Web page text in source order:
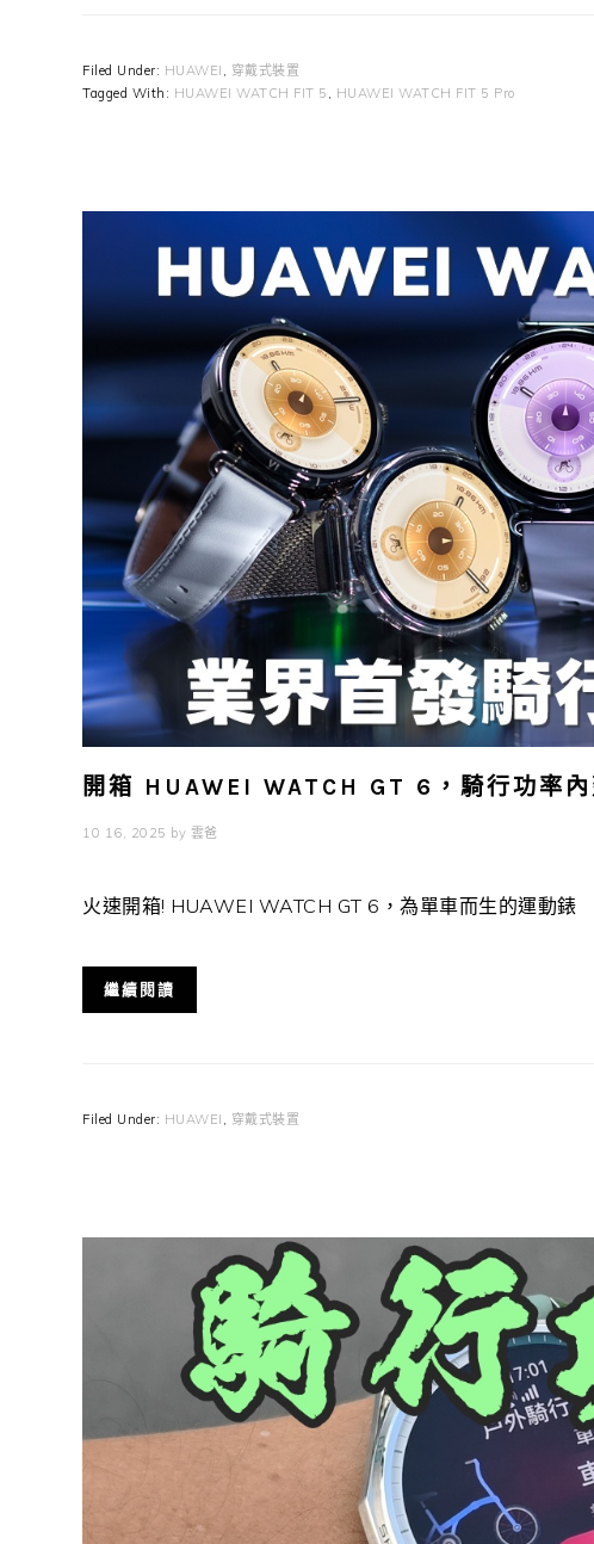
Filed Under: HUAWEI , 穿戴式裝置
Tagged With: HUAWEI WATCH FIT 5 , HUAWEI WATCH FIT 5 Pro
開箱 HUAWEI WATCH GT 6，騎行功率
10 16, 2025 by 雲爸
火速開箱! HUAWEI WATCH GT 6，為單車而生的運動
繼續閱讀
Filed Under: HUAWEI , 穿戴式裝置